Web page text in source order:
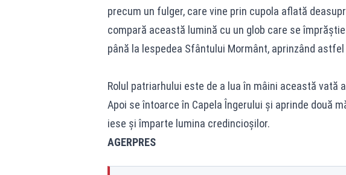
precum un fulger, care vine prin cupola aflată
compară această lumină cu un glob care se
până la lespedea Sfântului Mormânt, aprinzând
Rolul patriarhului este de a lua în mâini această vată
Apoi se întoarce în Capela Îngerului și aprinde două
iese și împarte lumina credincioșilor.
AGERPRES